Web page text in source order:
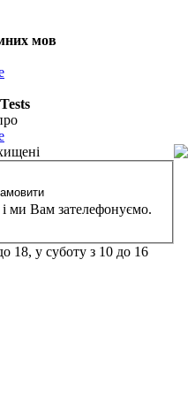
мов
ми Вам зателефонуємо.
18, у суботу з 10 до 16